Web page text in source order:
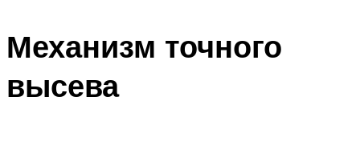
Механизм точного
высева